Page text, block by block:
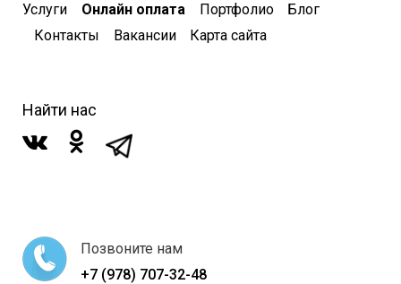
Услуги Онлайн оплата Портфолио
Блог
Контакты
Вакансии Карта сайта
Найти нас
Позвоните нам
+7 (978) 707-32-48